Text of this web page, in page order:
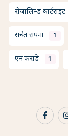
रोजालिन्ड कार्टराइट
सचेत सपना 1
एन फराडे 1